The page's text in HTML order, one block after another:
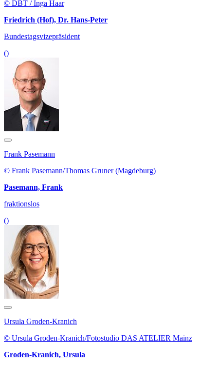
© DBT / Inga Haar
Friedrich (Hof), Dr. Hans-Peter
Bundestagsvizepräsident
()
Frank Pasemann
© Frank Pasemann/Thomas Gruner (Magdeburg)
Pasemann, Frank
fraktionslos
()
Ursula Groden-Kranich
© Ursula Groden-Kranich/Fotostudio DAS ATELIER Mainz
Groden-Kranich, Ursula